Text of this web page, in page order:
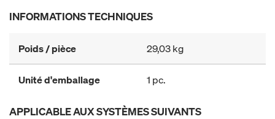
INFORMATIONS TECHNIQUES
Poids / pièce 29,03 kg
Unité d'emballage 1 pc.
APPLICABLE AUX SYSTÈMES SUIVANTS